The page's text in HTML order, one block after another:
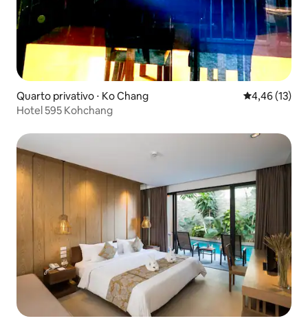
Quarto privativo ⋅ Ko Chang 4,46 de uma
4,46 (13)
Hotel 595 Kohchang